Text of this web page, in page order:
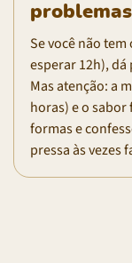
Se você não
esperar 12h),
Mas atenção: a
horas) e o sabor
formas e
pressa às vezes